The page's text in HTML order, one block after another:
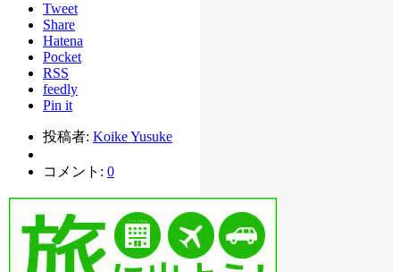
Tweet
Share
Hatena
Pocket
RSS
feedly
Pin it
投稿者: Koike Yusuke
コメント: 0